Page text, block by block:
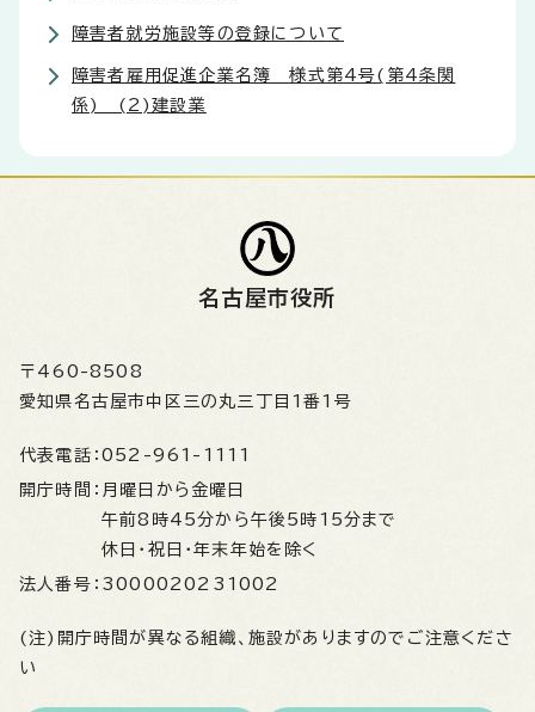
障害者就労施設等の登録について
障害者雇用促進企業名簿 様式第4号(第4条関
係) (2)建設業
名古屋市役所
〒460-8508
愛知県名古屋市中区三の丸三丁目1番1号
代表電話： 052-961-1111
開庁時間： 月曜日から金曜日
午前8時45分から午後5時15分まで
休日・祝日・年末年始を除く
法人番号： 3000020231002
(注)開庁時間が異なる組織、施設がありますのでご注意くださ
い